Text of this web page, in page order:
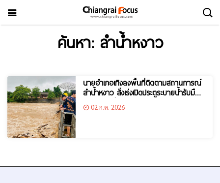
ค้นหา: ลำน้ำหงาว
นายอำเภอเทิงลงพื้นที่ติดตามสถานการณ์
ลำน้ำหงาว สั่งเร่งเปิดประตูระบายน้ำรับมือ
ฝนตกต่อเนื่อง
02 ก.ค. 2026